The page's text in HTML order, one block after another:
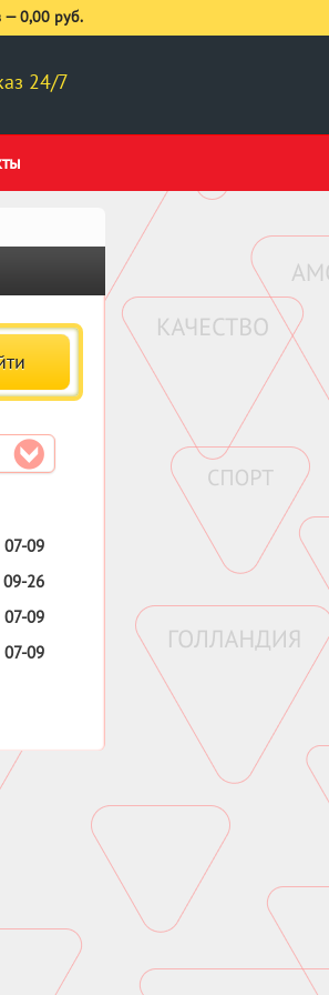
24/7
—0,00 руб.
07-09
09-26
07-09
07-09